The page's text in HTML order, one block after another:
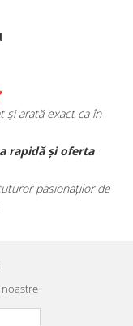
și arată exact ca în
rapidă și oferta
pasionaților de